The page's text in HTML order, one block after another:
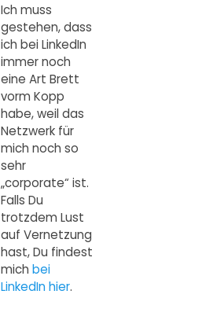
Ich muss
gestehen, dass
ich bei LinkedIn
immer noch
eine Art Brett
vorm Kopp
habe, weil das
Netzwerk für
mich noch so
sehr
„corporate“ ist.
Falls Du
trotzdem Lust
auf Vernetzung
hast, Du findest
michbei
LinkedIn hier.